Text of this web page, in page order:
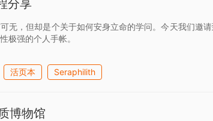
分享
无，但却是个关于如何安身立命的学问。今天我们邀
极强的个人手帐。
活页本 Seraphilith
博物馆